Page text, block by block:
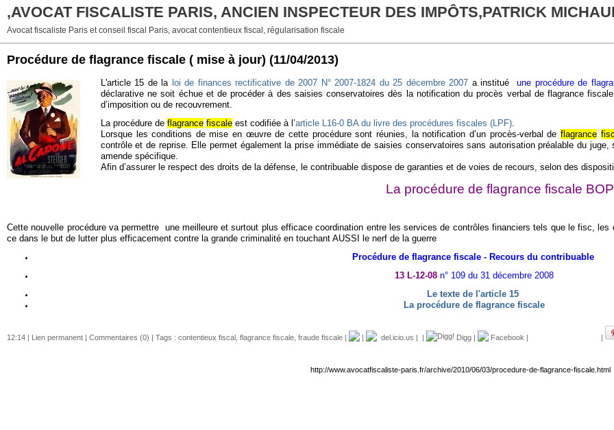
,AVOCAT FISCALISTE PARIS, ANCIEN INSPECTEUR DES IMPÔTS,PATRICK
Avocat fiscaliste Paris et conseil fiscal Paris, avocat contentieux fiscal, régularisation fiscale
Procédure de flagrance fiscale ( mise à jour) (11/04/2013)
L'article 15 de la loi de finances rectificative de 2007 N° 2007-1824 du 25 décembre 2007 a instituéune procédure de
déclarative ne soit échue et de procéder à des saisies conservatoires dès la notification du procès verbal de flagrance
d’imposition ou de recouvrement.
La procédure de flagrance fiscaleest codifiée à l’article L16-0 BA du livre des procédures fiscales (LPF).
Lorsque les conditions de mise en œuvre de cette procédure sont réunies, la notification d’un procès-verbal deflagrance
contrôle et de reprise. Elle permet également la prise immédiate de saisies conservatoires sans autorisation préalable du juge,
amende spécifique.
Afin d’assurer le respect des droits de la défense, le contribuable dispose de garanties et de voies de recours, selon des
La procédure de flagrance fiscale
Cette nouvelle procédure va permettre une meilleure et surtout plus efficace coordination entre les services de contrôles financiers tels que le fisc,
ce dans le but de lutter plus efficacement contre la grande criminalité en touchant AUSSI le nerf de la guerre
Procédure de flagrance fiscale - Recours du contribuable
13 L-12-08 n° 109 du 31 décembre 2008
Le texte de l'article 15
La procédure de flagrance fiscale
12:14 | Lien permanent | Commentaires (0) | Tags : contentieux fiscal flagrance fiscale fraude fiscale | | del.icio.us | | Digg | Facebook | |
http://www.avocatfiscaliste-paris.fr/archive/2010/06/03/procedure-de-flagrance-fiscale.html